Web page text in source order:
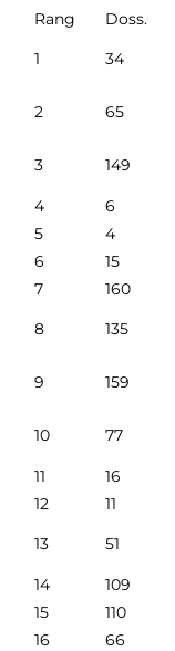
Rang Doss.
1
34
2
65
3
149
4
6
5
4
6
15
7
160
8
135
9
159
10 77
11
16
12
11
13
51
14
109
15
110
16
66